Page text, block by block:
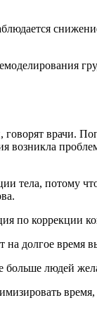
врачи.
возникла
тела, потому
коррекции
долгое время
людей